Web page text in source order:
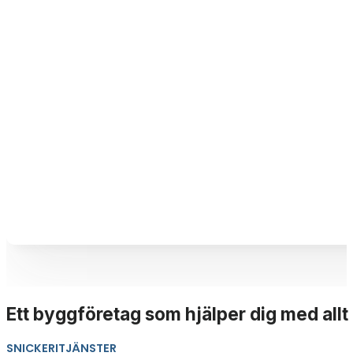
Ett byggföretag som hjälper dig med allt
SNICKERITJÄNSTER